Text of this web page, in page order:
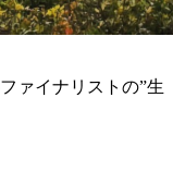
ァイナリストの”生